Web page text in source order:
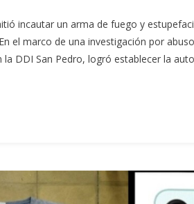
incautar un arma de fuego y
el marco de una investigación por
DDI San Pedro, logró establecer la